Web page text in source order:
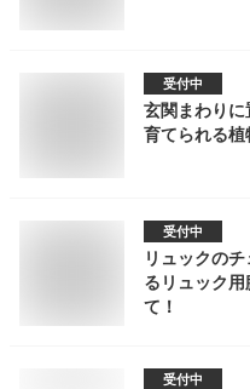
受付中
玄関まわり
育てられる植
受付中
リュックの
るリュック用
て！
受付中